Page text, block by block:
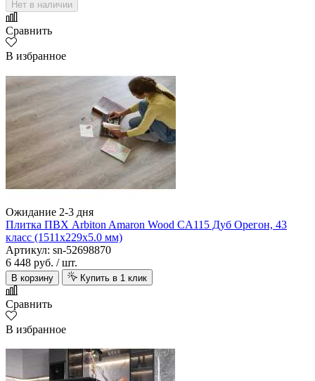
Нет в наличии
Сравнить
В избранное
Ожидание 2-3 дня
Плитка ПВХ Arbiton Amaron Wood CA115 Дуб Орегон, 43
класс (1511х229х5.0 мм)
Артикул: sn-52698870
6 448 руб. / шт.
В корзину Купить в 1 клик
Сравнить
В избранное